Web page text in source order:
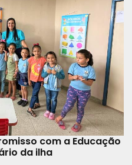
com a Educação
da ilha